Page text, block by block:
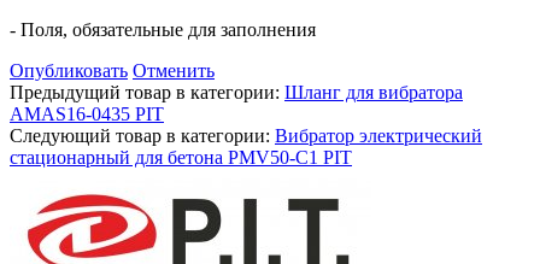
- Поля, обязательные для заполнения
Опубликовать Отменить
Предыдущий товар в категории: Шланг для вибратора
AMAS16-0435 PIT
Следующий товар в категории: Вибратор электрический
стационарный для бетона PMV50-C1 PIT